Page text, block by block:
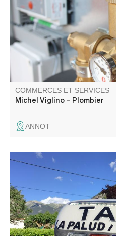
COMMERCES ET SERVICES
Michel Viglino - Plombier
ANNOT
Taxi La Palud c'est
sécurité et du sérieux pour